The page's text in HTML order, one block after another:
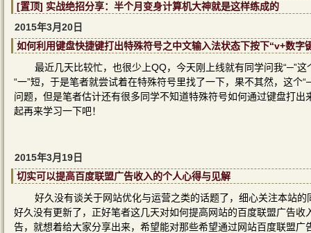
[置顶] 实战绝招分享：半个月变身计算机大神就是这样练成的
2015年3月20日
如何利用键盘快捷键打出特殊符号之中文输入法状态下按下“v+数字
最近几天比较忙，也很少上QQ，今天刚上线就有同学问我“─”
“一”短，于是笔者就尝试着在特殊符号里找了一下，果不其然，这
问题，但是笔者估计还有很多同学不知道特殊符号如何通过键盘打
起再来学习一下吧！
2015年3月19日
切实可以提高百度联盟广告收入的个人心得与见解
好久没有谈关于网站优化与运营之类的话题了，细心关注本站
好久没有更新了，正好笔者这几天对如何提高网站的百度联盟广告
告，就想着给大家分享出来，希望能对那些希望通过网站百度联盟